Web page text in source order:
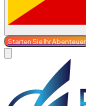
Starten Sie Ihr Abenteuer